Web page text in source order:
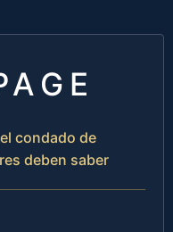
condado de
deben saber